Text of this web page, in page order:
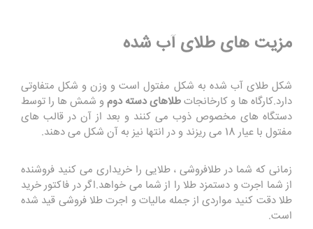
مزیت های طلای آب شده
شکل طلای آب شده به شکل مفتول است و وزن و شکل متفاوتی
دارد.کارگاه ها و کارخانجاتطلاهای دسته دومو شمش ها را توسط
دستگاه های مخصوص ذوب می کنند و بعد از آن در قالب های
مفتول با عیار 18 می ریزند و در انتها نیز به آن شکل می دهند.
زمانی که شما در طلافروشی ، طلایی را خریداری می کنید فروشنده
از شما اجرت و دستمزد طلا را از شما می خواهد.اگر در فاکتور خرید
طلا دقت کنید مواردی از جمله مالیات و اجرت طلا فروشی قید شده
است.